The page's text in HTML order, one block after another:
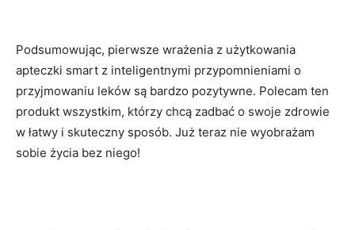
Podsumowując, ⁢pierwsze wrażenia z⁢ użytkowania
‌apteczki smart z inteligentnymi ⁢przypomnieniami o
przyjmowaniu leków są ⁤bardzo pozytywne. Polecam ten⁣
produkt wszystkim,⁢ którzy chcą zadbać o ⁣swoje zdrowie
w łatwy⁤ i‌ skuteczny sposób. Już ⁢teraz nie⁢ wyobrażam
sobie życia bez ​niego!